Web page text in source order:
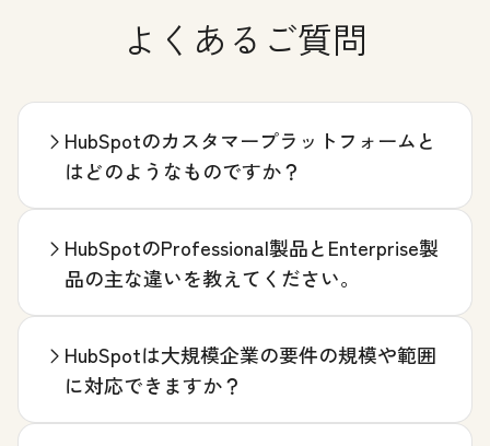
よくあるご質問
HubSpotのカスタマープラットフォームと
はどのようなものですか？
HubSpotのProfessional製品とEnterprise製
品の主な違いを教えてください。
HubSpotは大規模企業の要件の規模や範囲
に対応できますか？